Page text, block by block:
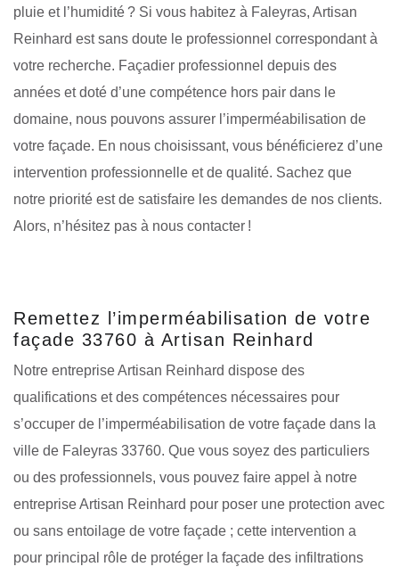
pluie et l’humidité ? Si vous habitez à Faleyras, Artisan
Reinhard est sans doute le professionnel correspondant à
votre recherche. Façadier professionnel depuis des
années et doté d’une compétence hors pair dans le
domaine, nous pouvons assurer l’imperméabilisation de
votre façade. En nous choisissant, vous bénéficierez d’une
intervention professionnelle et de qualité. Sachez que
notre priorité est de satisfaire les demandes de nos clients.
Alors, n’hésitez pas à nous contacter !
Remettez l’imperméabilisation de votre
façade 33760 à Artisan Reinhard
Notre entreprise Artisan Reinhard dispose des
qualifications et des compétences nécessaires pour
s’occuper de l’imperméabilisation de votre façade dans la
ville de Faleyras 33760. Que vous soyez des particuliers
ou des professionnels, vous pouvez faire appel à notre
entreprise Artisan Reinhard pour poser une protection avec
ou sans entoilage de votre façade ; cette intervention a
pour principal rôle de protéger la façade des infiltrations